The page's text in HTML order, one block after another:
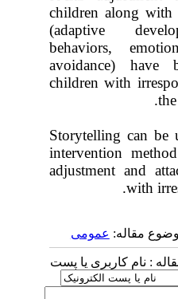
children along
(adaptive
behaviors,
avoidance) have
children with
Storytelling can be
intervention
adjustment and
with
مقاله:عمومى
: نام کاربری یا پست